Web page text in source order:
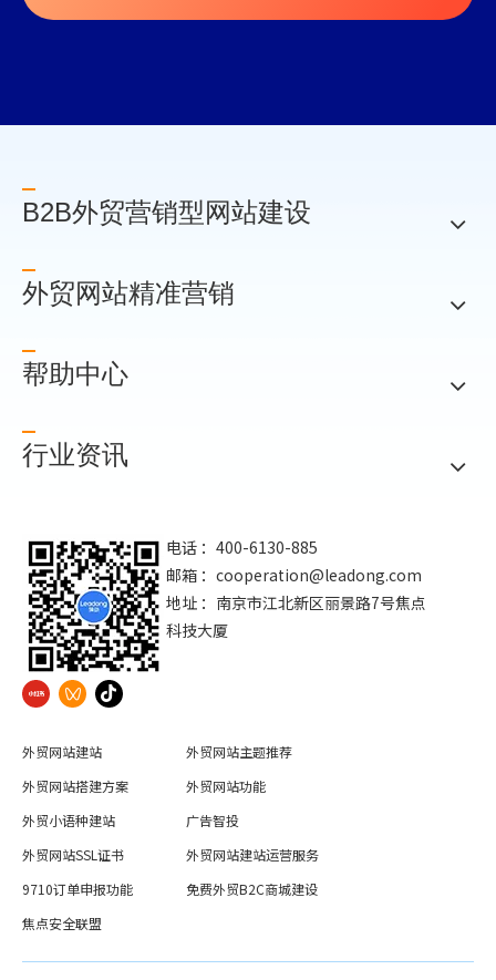
B2B外贸营销型网站建设
外贸网站精准营销
帮助中心
行业资讯
电话 ：400-6130-885
邮箱 ： cooperation@leadong.com
地址 ：南京市江北新区丽景路7号焦点
科技大厦
外贸网站建站
外贸网站主题推荐
外贸网站搭建方案
外贸网站功能
外贸小语种建站
广告智投
外贸网站SSL证书
外贸网站建站运营服务
9710订单申报功能
免费外贸B2C商城建设
焦点安全联盟